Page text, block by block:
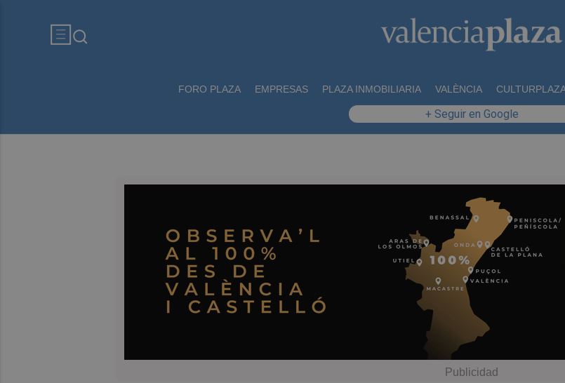
FORO PLAZA EMPRESAS PLAZA INMOBILIARIA VALÈNCIA
+ Seguir en Google